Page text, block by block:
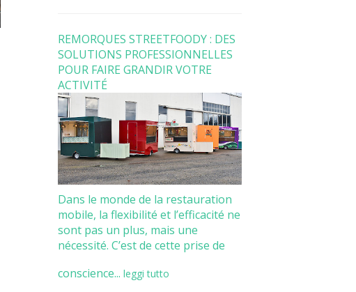
REMORQUES STREETFOODY : DES
SOLUTIONS PROFESSIONNELLES
POUR FAIRE GRANDIR VOTRE
ACTIVITÉ
Dans le monde de la restauration
mobile, la flexibilité et l’efficacité ne
sont pas un plus, mais une
nécessité. C’est de cette prise de
conscience... leggi tutto